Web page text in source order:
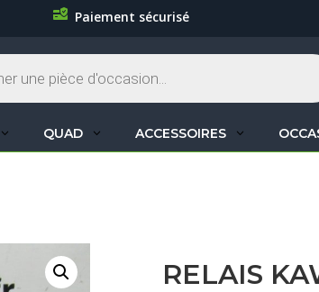
Paiement sécurisé
QUAD ACCESSOIRES
RELAIS